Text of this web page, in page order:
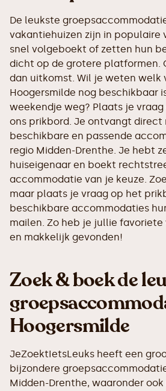
De leukste
vakantiehuizen zijn in populaire
snel volgeboekt of zetten hun
dicht op de grotere platformen.
dan uitkomst. Wil je weten welk
Hoogersmilde nog beschikbaar
weekendje weg? Plaats je
ons prikbord. Je ontvangt direct
beschikbare en passende
regio Midden-Drenthe. Je hebt
huiseigenaar en boekt
accommodatie van je keuze.
maar plaats je vraag op het
beschikbare accommodaties
mailen. Zo heb je jullie favoriete
en makkelijk gevonden!
Zoek & boek de
Hoogersmilde
JeZoektIetsLeuks heeft een
bijzondere
Midden-Drenthe, waaronder ook